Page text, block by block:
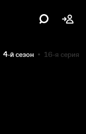
4-й сезон 16-я серия